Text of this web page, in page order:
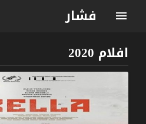
فشار
افلام 2020